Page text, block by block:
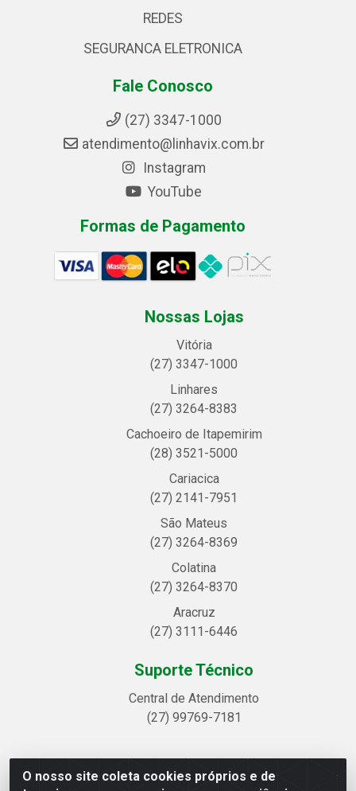
O nosso site coleta cookies próprios e de
REDES
SEGURANCA ELETRONICA
Fale Conosco
(27) 3347-1000
atendimento@linhavix.com.br
Instagram
YouTube
Formas de Pagamento
Nossas Lojas
Vitória
(27) 3347-1000
Linhares
(27) 3264-8383
Cachoeiro de Itapemirim
(28) 3521-5000
Cariacica
(27) 2141-7951
São Mateus
(27) 3264-8369
Colatina
(27) 3264-8370
Aracruz
(27) 3111-6446
Suporte Técnico
Central de Atendimento
(27) 99769-7181
Linhavix Distribuidora LTDA - Avenida Alegre, 2521 -